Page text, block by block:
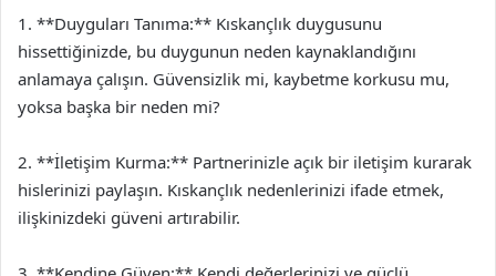
1. **Duyguları Tanıma:** Kıskançlık duygusunu
hissettiğinizde, bu duygunun neden kaynaklandığını
anlamaya çalışın. Güvensizlik mi, kaybetme korkusu mu,
yoksa başka bir neden mi?
2. **İletişim Kurma:** Partnerinizle açık bir iletişim kurarak
hislerinizi paylaşın. Kıskançlık nedenlerinizi ifade etmek,
ilişkinizdeki güveni artırabilir.